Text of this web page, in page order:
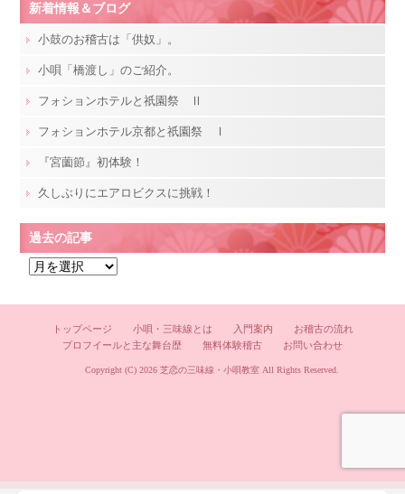
新着情報＆ブログ
小鼓のお稽古は「供奴」。
小唄「橋渡し」のご紹介。
フォションホテルと祇園祭 Ⅱ
フォションホテル京都と祇園祭 Ⅰ
『宮薗節』初体験！
久しぶりにエアロビクスに挑戦！
過去の記事
の
トップページ 小唄・三味線とは 入門案内
お稽古の流れ
プロフイールと主な舞台歴
無料体験稽古 お問い合わせ
Copyright (C) 2026 芝恋の三味線・小唄教室All Rights Reserved.